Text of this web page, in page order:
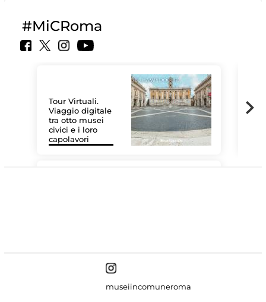
#MiCRoma
Tour Virtuali.
Viaggio digitale
tra otto musei
civici e i loro
capolavori
museiincomuneroma